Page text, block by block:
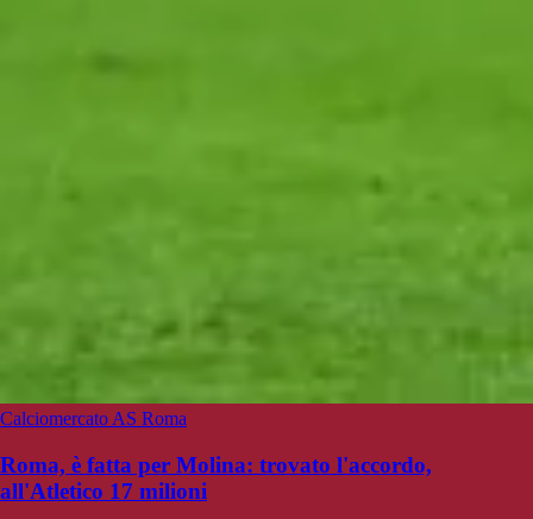
Calciomercato AS Roma
Roma, è fatta per Molina: trovato l'accordo,
all'Atletico 17 milioni